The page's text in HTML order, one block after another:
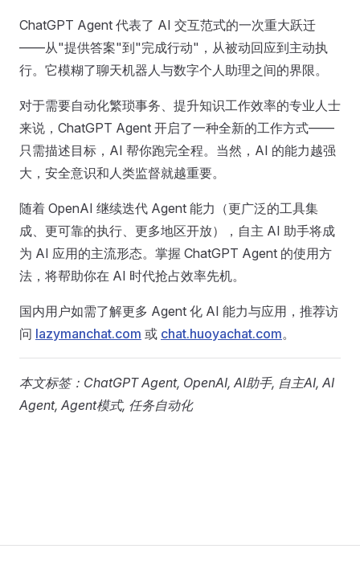
ChatGPT Agent 代表了 AI 交互范式的一次重大跃迁
——从"提供答案"到"完成行动"，从被动回应到主动执
行。它模糊了聊天机器人与数字个人助理之间的界限。
对于需要自动化繁琐事务、提升知识工作效率的专业人士
来说，ChatGPT Agent 开启了一种全新的工作方式——
只需描述目标，AI 帮你跑完全程。当然，AI 的能力越强
大，安全意识和人类监督就越重要。
随着 OpenAI 继续迭代 Agent 能力（更广泛的工具集
成、更可靠的执行、更多地区开放），自主 AI 助手将成
为 AI 应用的主流形态。掌握 ChatGPT Agent 的使用方
法，将帮助你在 AI 时代抢占效率先机。
国内用户如需了解更多 Agent 化 AI 能力与应用，推荐访
问 lazymanchat.com 或 chat.huoyachat.com。
本文标签：ChatGPT Agent, OpenAI, AI助手, 自主AI, AI
Agent, Agent模式, 任务自动化